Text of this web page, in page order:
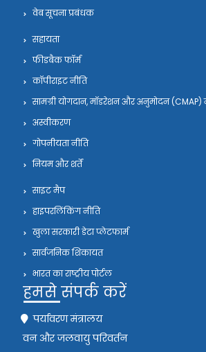
वेब सूचना प्रबंधक
सहायता
फीडबैक फॉर्म
कॉपीराइट नीति
सामग्री योगदान, मॉडरेशन और अनुमोदन (CMAP)
अस्वीकरण
गोपनीयता नीति
नियम और शर्तें
साइट मैप
हाइपरलिंकिंग नीति
खुला सरकारी डेटा प्लेटफार्म
सार्वजनिक शिकायत
भारत का राष्ट्रीय पोर्टल
हमसे संपर्क करें
पर्यावरण मंत्रालय
वन और जलवायु परिवर्तन